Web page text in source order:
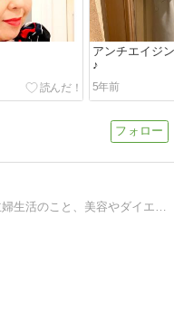
アンチエイジ
♪
5年前
妊娠中のことから出産、子育て・主婦生活のこと、美容やダイエットのことも書いています